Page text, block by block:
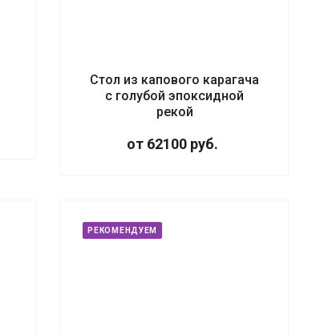
Стол из капового карагача
с голубой эпоксидной
рекой
от 62100 руб.
РЕКОМЕНДУЕМ